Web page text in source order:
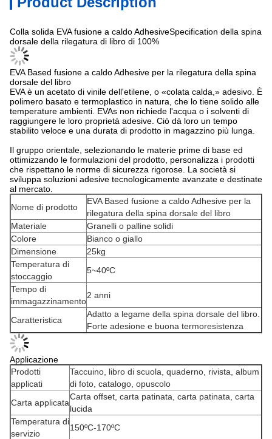
Colla solida EVA fusione a caldo AdhesiveSpecification della spina
dorsale della rilegatura di libro di 100%
EVA Based fusione a caldo Adhesive per la rilegatura della spina
dorsale del libro
EVA è un acetato di vinile dell'etilene, o «colata calda,» adesivo. È
polimero basato e termoplastico in natura, che lo tiene solido alle
temperature ambienti. EVAs non richiede l'acqua o i solventi di
raggiungere le loro proprietà adesive. Ciò dà loro un tempo
stabilito veloce e una durata di prodotto in magazzino più lunga.
Il gruppo orientale, selezionando le materie prime di base ed
ottimizzando le formulazioni del prodotto, personalizza i prodotti
che rispettano le norme di sicurezza rigorose. La società si
sviluppa soluzioni adesive tecnologicamente avanzate e destinate
al mercato.
Nome di prodotto
EVA Based fusione a caldo Adhesive per la
rilegatura della spina dorsale del libro
Materiale
Granelli o palline solidi
Colore
Bianco o giallo
Dimensione
25kg
Temperatura di
stoccaggio
5~40ºC
Tempo di
immagazzinamento
2 anni
Caratteristica
Adatto a legame della spina dorsale del libro.
Forte adesione e buona termoresistenza
Applicazione
Prodotti
applicati
Taccuino, libro di scuola, quaderno, rivista, album
di foto, catalogo, opuscolo
Carta applicata
Carta offset, carta patinata, carta patinata, carta
lucida
Temperatura di
servizio
150ºC-170ºC